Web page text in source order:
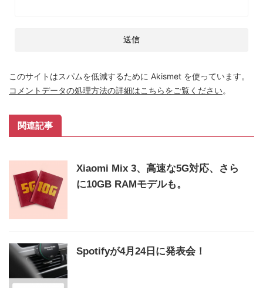
このサイトはスパムを低減するために Akismet を使っています。
コメントデータの処理方法の詳細はこちらをご覧ください。
関連記事
Xiaomi Mix 3、高速な5G対応、さら
に10GB RAMモデルも。
Spotifyが4月24日に発表会！